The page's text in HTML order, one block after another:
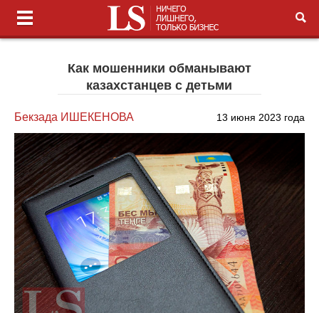
Как мошенники обманывают
казахстанцев с детьми
Бекзада ИШЕКЕНОВА 13 июня 2023 года